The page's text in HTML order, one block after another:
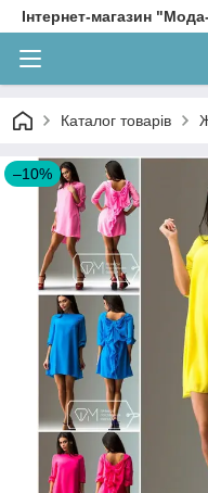
Інтернет-магазин
Каталог товарів
–10%